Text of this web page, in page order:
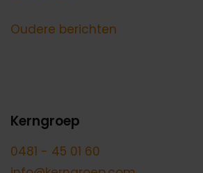
Berichtennavigatie
Oudere berichten
Kerngroep
0481 - 45 01 60